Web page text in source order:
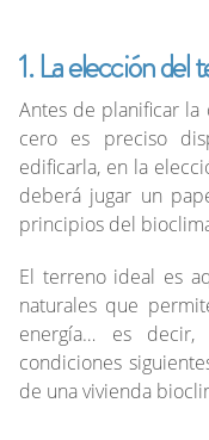
1. La elección del
Antes de planificar la
cero es preciso
edificarla, en la
deberá jugar un
principios del
El terreno ideal es
naturales que
energía… es
condiciones
de una vivienda